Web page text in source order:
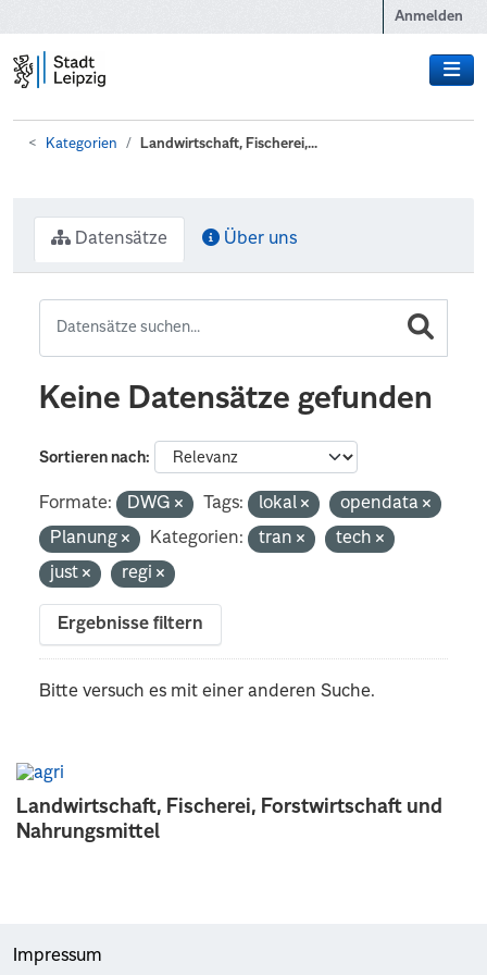
Anmelden
Kategorien Landwirtschaft, Fischerei,...
Landwirtschaft, Fischerei, Forstwirtschaft und
Nahrungsmittel
Datensätze Über uns
Keine Datensätze gefunden
Sortieren nach
Formate: DWG Tags: lokal
opendata
Planung
Kategorien: tran
tech
just
regi
Ergebnisse filtern
Bitte versuch es mit einer anderen Suche.
Impressum